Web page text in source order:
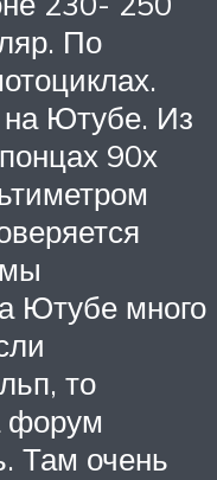
По
на Ютубе. Из
90х
Ютубе много
то
форум
Там очень